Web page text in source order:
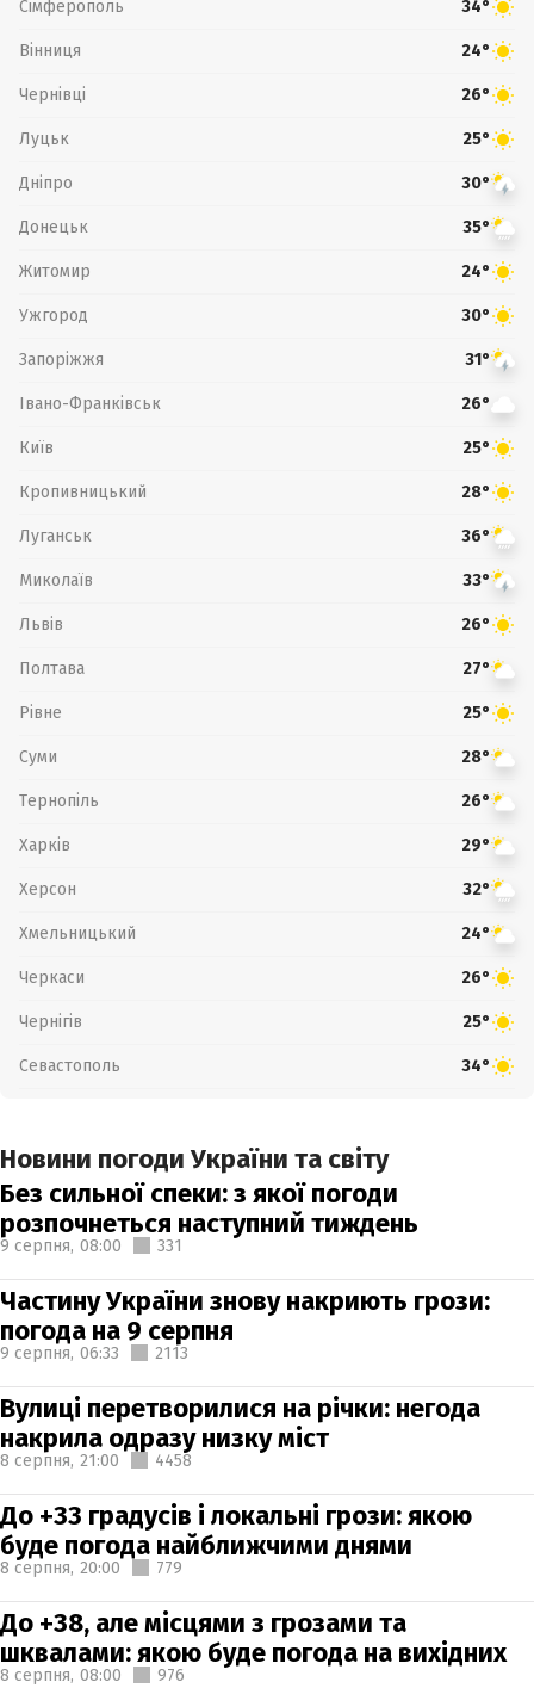
Сімферополь 34°
Вінниця 24°
Чернівці 26°
Луцьк 25°
Дніпро 30°
Донецьк 35°
Житомир 24°
Ужгород 30°
Запоріжжя 31°
Івано-Франківськ 26°
Київ 25°
Кропивницький 28°
Луганськ 36°
Миколаїв 33°
Львів 26°
Полтава 27°
Рівне 25°
Суми 28°
Тернопіль 26°
Харків 29°
Херсон 32°
Хмельницький 24°
Черкаси 26°
Чернігів 25°
Севастополь 34°
Новини погоди України та світу
Без сильної спеки: з якої погоди
розпочнеться наступний тиждень
9 серпня, 08:00 331
Частину України знову накриють грози:
погода на 9 серпня
9 серпня, 06:33 2113
Вулиці перетворилися на річки: негода
накрила одразу низку міст
8 серпня, 21:00 4458
До +33 градусів і локальні грози: якою
буде погода найближчими днями
8 серпня, 20:00 779
До +38, але місцями з грозами та
шквалами: якою буде погода на вихідних
8 серпня, 08:00 976